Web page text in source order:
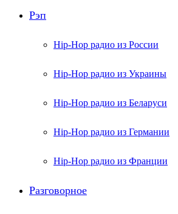
Рэп
Hip-Hop радио из России
Hip-Hop радио из Украины
Hip-Hop радио из Беларуси
Hip-Hop радио из Германии
Hip-Hop радио из Франции
Разговорное